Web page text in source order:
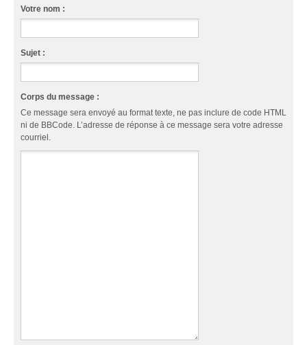
Votre nom :
Sujet :
Corps du message :
Ce message sera envoyé au format texte, ne pas inclure de code HTML
ni de BBCode. L’adresse de réponse à ce message sera votre adresse
courriel.